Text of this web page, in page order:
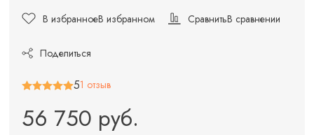
В избранноеВ избранном СравнитьВ сравнении
Поделиться
51 отзыв
56 750 руб.